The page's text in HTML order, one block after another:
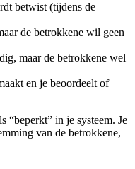
betwist (tijdens de
de betrokkene wil geen
maar de betrokkene wel
en je beoordeelt of
“beperkt” in je systeem. Je
van de betrokkene,